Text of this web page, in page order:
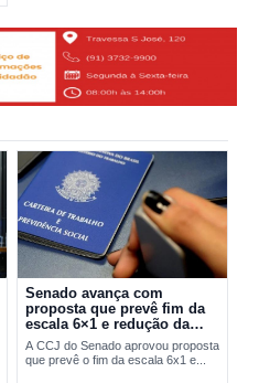
Senado avança com
proposta que prevê fim da
escala 6×1 e redução da
jornada de trabalho
A CCJ do Senado aprovou proposta
que prevê o fim da escala 6x1 e...